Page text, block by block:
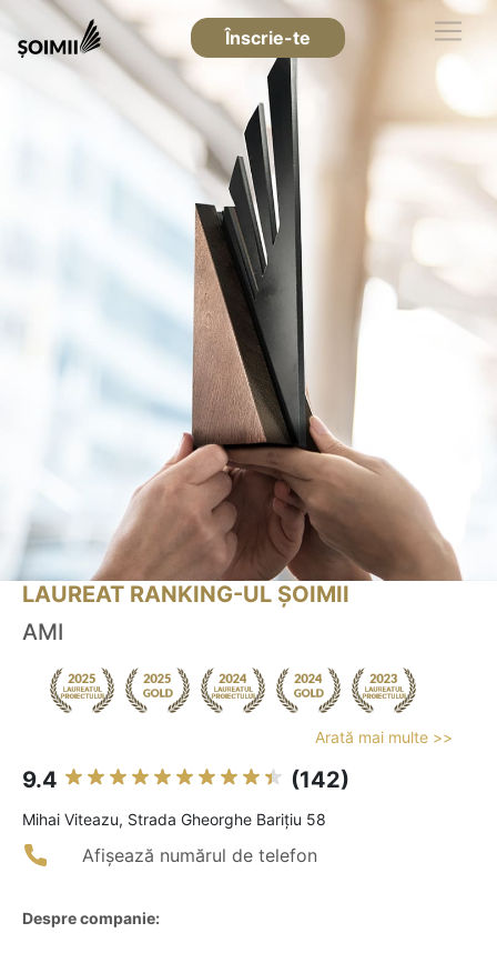
Înscrie-te
LAUREAT RANKING-UL ȘOIMII
AMI
Arată mai multe >>
9.4 (142)
Mihai Viteazu, Strada Gheorghe Barițiu 58
Afișează numărul de telefon
Despre companie: